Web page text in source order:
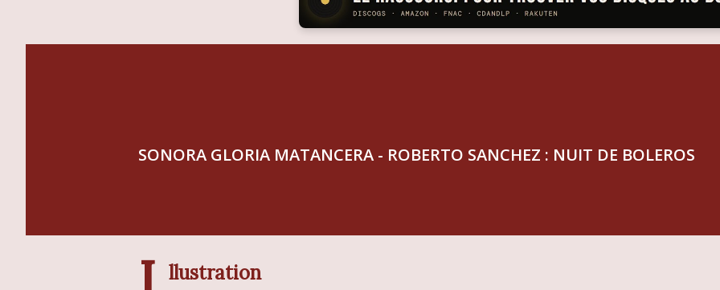
SONORA GLORIA MATANCERA - ROBERTO SANCHEZ : NUIT DE BOLEROS
llustration